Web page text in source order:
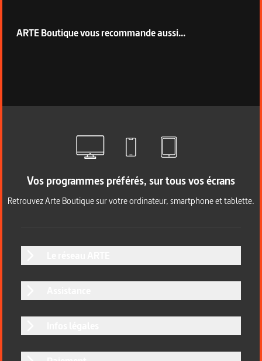
ARTE Boutique vous recommande aussi...
Vos programmes préférés, sur tous vos écrans
Retrouvez Arte Boutique sur votre ordinateur, smartphone et tablette.